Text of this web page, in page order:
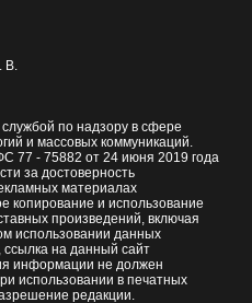
В.
по надзору в сфере
и массовых коммуникаций.
77 - 75882 от 24 июня 2019 года
за достоверность
материалах
копирование и использование
произведений, включая
использовании данных
на данный сайт
информации не должен
использовании в печатных
редакции.